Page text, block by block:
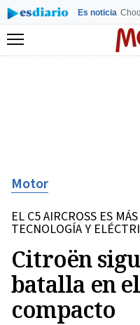
Es noticia
Menú
Motor
EL C5 AIRCROSS ES
TECNOLOGÍA Y
Citroën
batalla en
compacto